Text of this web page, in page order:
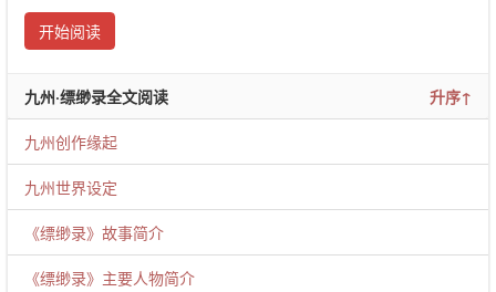
开始阅读
九州·缥缈录全文阅读 升序↑
九州创作缘起
九州世界设定
《缥缈录》故事简介
《缥缈录》主要人物简介